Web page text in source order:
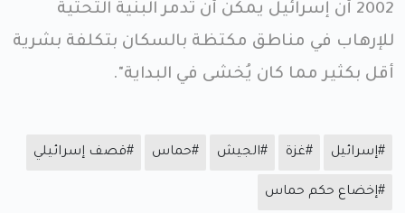
2002 أن إسرائيل يمكن أن تدمر البنية التحتية
للإرهاب في مناطق مكتظة بالسكان بتكلفة بشرية
أقل بكثير مما كان يُخشى في البداية".
#إسرائيل #غزة #الجيش #حماس #قصف إسرائيلي
#إخضاع حكم حماس